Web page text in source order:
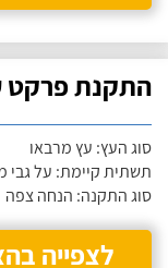
התקנת פרקט
סוג העץ: עץ מרבאו
תשתית קיימת: על גבי
סוג התקנה: הנחה צפה
לצפייה